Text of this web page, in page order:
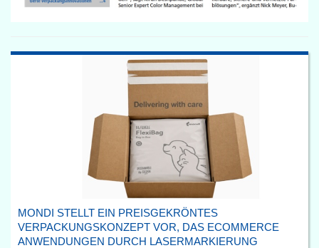
MONDI STELLT EIN PREISGEKRÖNTES
VERPACKUNGSKONZEPT VOR, DAS ECOMMERCE
ANWENDUNGEN DURCH LASERMARKIERUNG